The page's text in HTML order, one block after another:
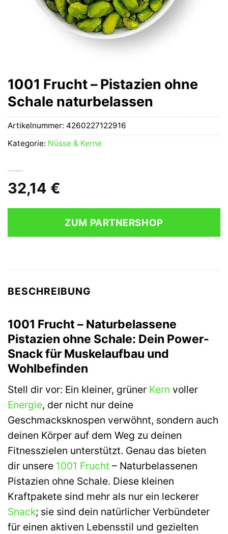
1001 Frucht – Pistazien ohne
Schale naturbelassen
32,14 €
ZUM PARTNERSHOP
Artikelnummer: 4260227122916
Kategorie: Nüsse & Kerne
BESCHREIBUNG
1001 Frucht – Naturbelassene
Pistazien ohne Schale: Dein Power-
Snack für Muskelaufbau und
Wohlbefinden
Stell dir vor: Ein kleiner, grüner Kern voller
Energie, der nicht nur deine
Geschmacksknospen verwöhnt, sondern auch
deinen Körper auf dem Weg zu deinen
Fitnesszielen unterstützt. Genau das bieten
dir unsere 1001 Frucht – Naturbelassenen
Pistazien ohne Schale. Diese kleinen
Kraftpakete sind mehr als nur ein leckerer
Snack; sie sind dein natürlicher Verbündeter
für einen aktiven Lebensstil und gezielten